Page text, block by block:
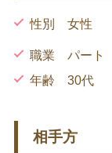
性別 女性
職業 パート
年齢 30代
相手方